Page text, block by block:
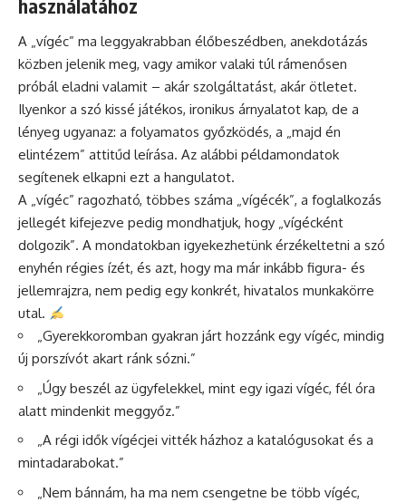
használatához
A „vígéc” ma leggyakrabban élőbeszédben, anekdotázás
közben jelenik meg, vagy amikor valaki túl rámenősen
próbál eladni valamit – akár szolgáltatást, akár ötletet.
Ilyenkor a szó kissé játékos, ironikus árnyalatot kap, de a
lényeg ugyanaz: a folyamatos győzködés, a „majd én
elintézem” attitűd leírása. Az alábbi példamondatok
segítenek elkapni ezt a hangulatot.
A „vígéc” ragozható, többes száma „vígécék”, a foglalkozás
jellegét kifejezve pedig mondhatjuk, hogy „vígécként
dolgozik”. A mondatokban igyekezhetünk érzékeltetni a szó
enyhén régies ízét, és azt, hogy ma már inkább figura- és
jellemrajzra, nem pedig egy konkrét, hivatalos munkakörre
utal.
„Gyerekkoromban gyakran járt hozzánk egy vígéc, mindig
új porszívót akart ránk sózni.”
„Úgy beszél az ügyfelekkel, mint egy igazi vígéc, fél óra
alatt mindenkit meggyőz.”
„A régi idők vígécjei vitték házhoz a katalógusokat és a
mintadarabokat.”
„Nem bánnám, ha ma nem csengetne be több vígéc,